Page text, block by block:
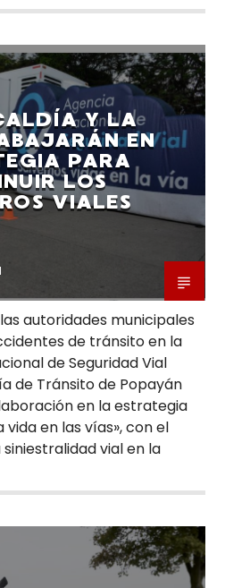
Y LA
EN
PARA
LOS
VIALES
autoridades municipales
de tránsito en la
de Seguridad Vial
de Tránsito de Popayán
en la estrategia
en las vías», con el
vial en la